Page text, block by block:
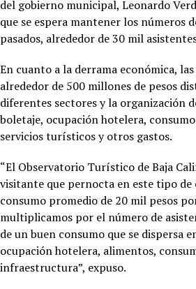
del gobierno municipal, Leonardo
que se espera mantener los números
pasados, alrededor de 30 mil
En cuanto a la derrama económica,
alrededor de 500 millones de pesos
diferentes sectores y la organización
boletaje, ocupación hotelera,
servicios turísticos y otros gastos.
“El Observatorio Turístico de Baja
visitante que pernocta en este tipo de
consumo promedio de 20 mil pesos
multiplicamos por el número de
de un buen consumo que se dispersa
ocupación hotelera, alimentos,
infraestructura”, expuso.